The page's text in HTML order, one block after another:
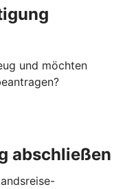
und möchten
abschließen